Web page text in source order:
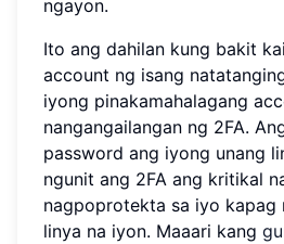
ngayon.
Ito ang dahilan kung bakit
account ng isang
iyong pinakamahalagang
nangangailangan ng 2FA.
password ang iyong unang
ngunit ang 2FA ang kritikal
nagpoprotekta sa iyo kapag
linya na iyon. Maaari kang